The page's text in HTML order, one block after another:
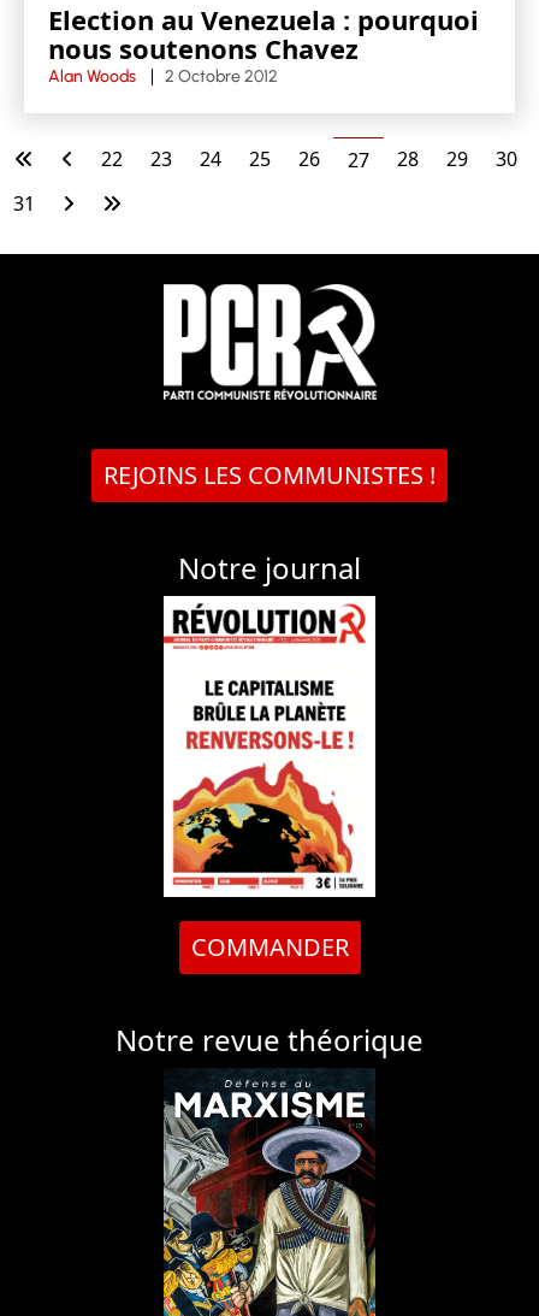
Election au Venezuela : pourquoi
nous soutenons Chavez
Alan Woods 2 Octobre 2012
22 23 24 25 26 27 28 29
30
31
REJOINS LES COMMUNISTES !
Notre journal
COMMANDER
Notre revue théorique